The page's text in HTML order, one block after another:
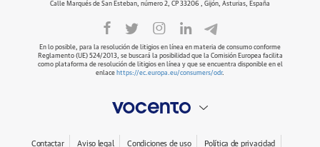
Calle Marqués de San Esteban, número 2, CP 33206 , Gijón, Asturias, España
En lo posible, para la resolución de litigios en línea en materia de consumo conforme
Reglamento (UE) 524/2013, se buscará la posibilidad que la Comisión Europea facilita
como plataforma de resolución de litigios en línea y que se encuentra disponible en el
enlace https://ec.europa.eu/consumers/odr.
Contactar Aviso legal Condiciones de uso Política de privacidad